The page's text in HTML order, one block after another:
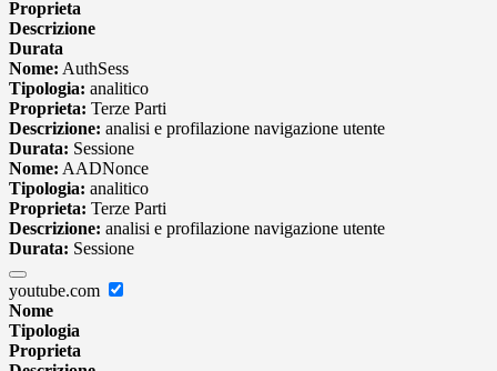
Proprieta
Descrizione
Durata
Nome: AuthSess
Tipologia: analitico
Proprieta: Terze Parti
Descrizione: analisi e profilazione navigazione utente
Durata: Sessione
Nome: AADNonce
Tipologia: analitico
Proprieta: Terze Parti
Descrizione: analisi e profilazione navigazione utente
Durata: Sessione
youtube.com
Nome
Tipologia
Proprieta